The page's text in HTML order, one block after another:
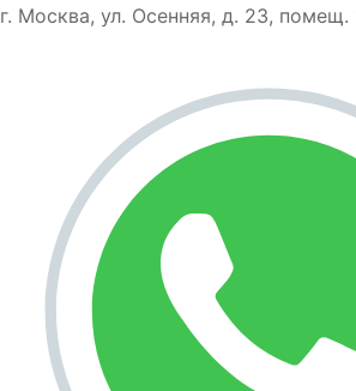
г. Москва, ул. Осенняя, д. 23, помещ.